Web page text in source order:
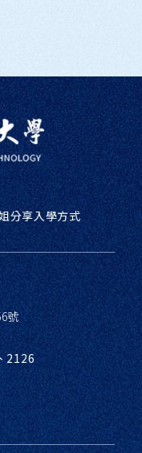
分享入學方式
號
2126